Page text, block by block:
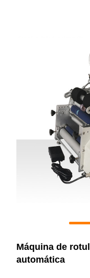
Máquina de
automática